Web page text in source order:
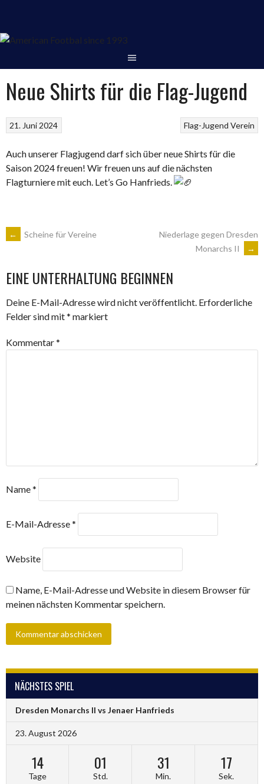
Inhalt
Neue Shirts für die Flag-Jugend
Flag-Jugend Verein
21. Juni 2024
Auch unserer Flagjugend darf sich über neue Shirts für die
Saison 2024 freuen! Wir freuen uns auf die nächsten
Flagturniere mit euch. Let’s Go Hanfrieds.
ARTIKEL-
NAVIGATION
← Scheine für Vereine
Niederlage gegen Dresden
Monarchs II
→
EINE UNTERHALTUNG BEGINNEN
Deine E-Mail-Adresse wird nicht veröffentlicht. Erforderliche
Felder sind mit* markiert
Kommentar*
Name*
E-Mail-Adresse*
Website
Name, E-Mail-Adresse und Website in diesem Browser für
meinen nächsten Kommentar speichern.
NÄCHSTES SPIEL
Dresden Monarchs II vs Jenaer Hanfrieds
23. August 2026
14
Tage
01
Std.
31
Min.
16
Sek.